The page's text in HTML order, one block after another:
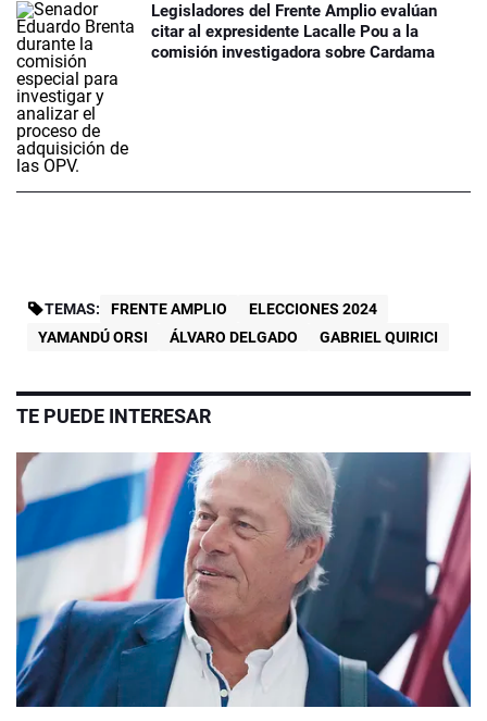
Legisladores del Frente Amplio evalúan
citar al expresidente Lacalle Pou a la
comisión investigadora sobre Cardama
TEMAS: FRENTE AMPLIO
ELECCIONES 2024
YAMANDÚ ORSI
ÁLVARO DELGADO GABRIEL QUIRICI
TE PUEDE INTERESAR